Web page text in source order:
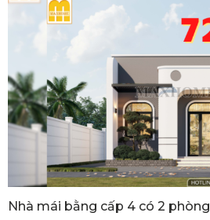
Nhà mái bằng cấp 4 có 2